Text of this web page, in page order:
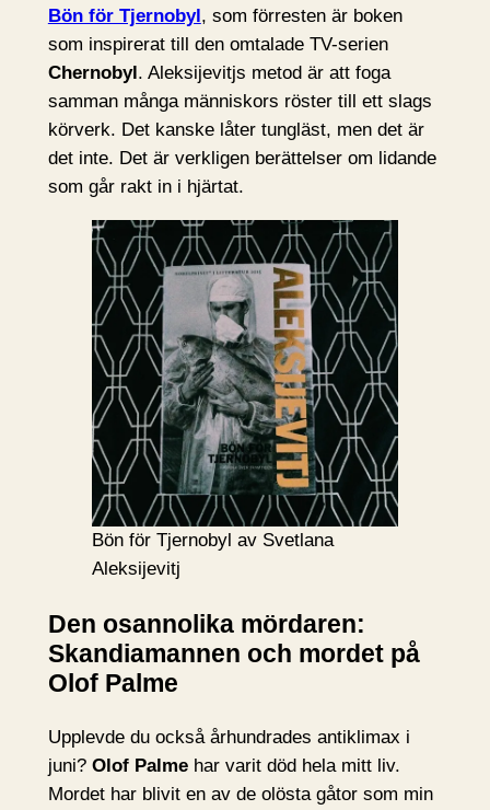
Bön för Tjernobyl , som förresten är boken
som inspirerat till den omtalade TV-serien
Chernobyl . Aleksijevitjs metod är att foga
samman många människors röster till ett slags
körverk. Det kanske låter tungläst, men det är
det inte. Det är verkligen berättelser om lidande
som går rakt in i hjärtat.
Bön för Tjernobyl av Svetlana
Aleksijevitj
Den osannolika mördaren:
Skandiamannen och mordet på
Olof Palme
Upplevde du också århundrades antiklimax i
juni? Olof Palmehar varit död hela mitt liv.
Mordet har blivit en av de olösta gåtor som min